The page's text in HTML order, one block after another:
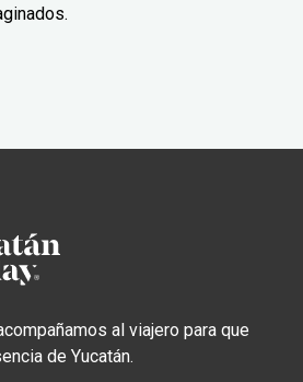
al viajero para que
de Yucatán.